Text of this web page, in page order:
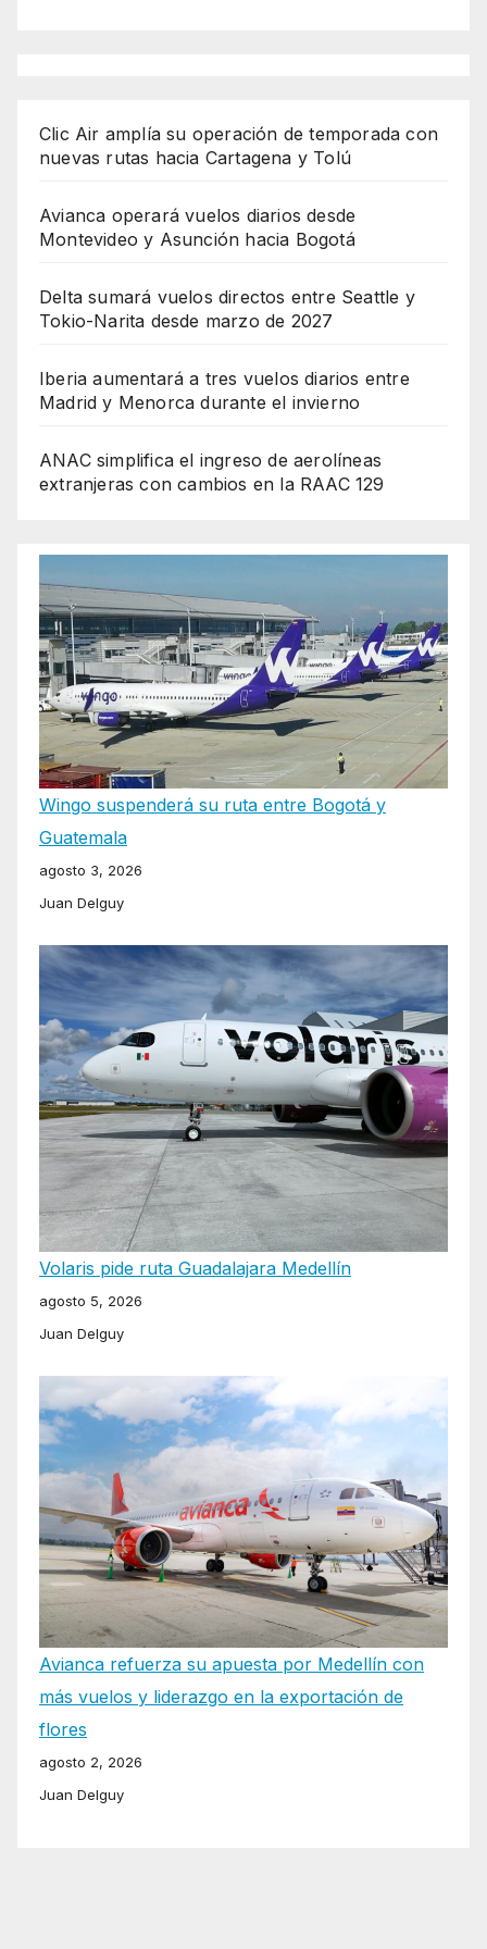
Clic Air amplía su operación de temporada con
nuevas rutas hacia Cartagena y Tolú
Avianca operará vuelos diarios desde
Montevideo y Asunción hacia Bogotá
Delta sumará vuelos directos entre Seattle y
Tokio-Narita desde marzo de 2027
Iberia aumentará a tres vuelos diarios entre
Madrid y Menorca durante el invierno
ANAC simplifica el ingreso de aerolíneas
extranjeras con cambios en la RAAC 129
Wingo suspenderá su ruta entre Bogotá y
Guatemala
agosto 3, 2026
Juan Delguy
Volaris pide ruta Guadalajara Medellín
agosto 5, 2026
Juan Delguy
Avianca refuerza su apuesta por Medellín con
más vuelos y liderazgo en la exportación de
flores
agosto 2, 2026
Juan Delguy